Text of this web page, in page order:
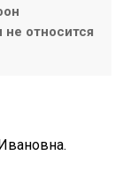
относится